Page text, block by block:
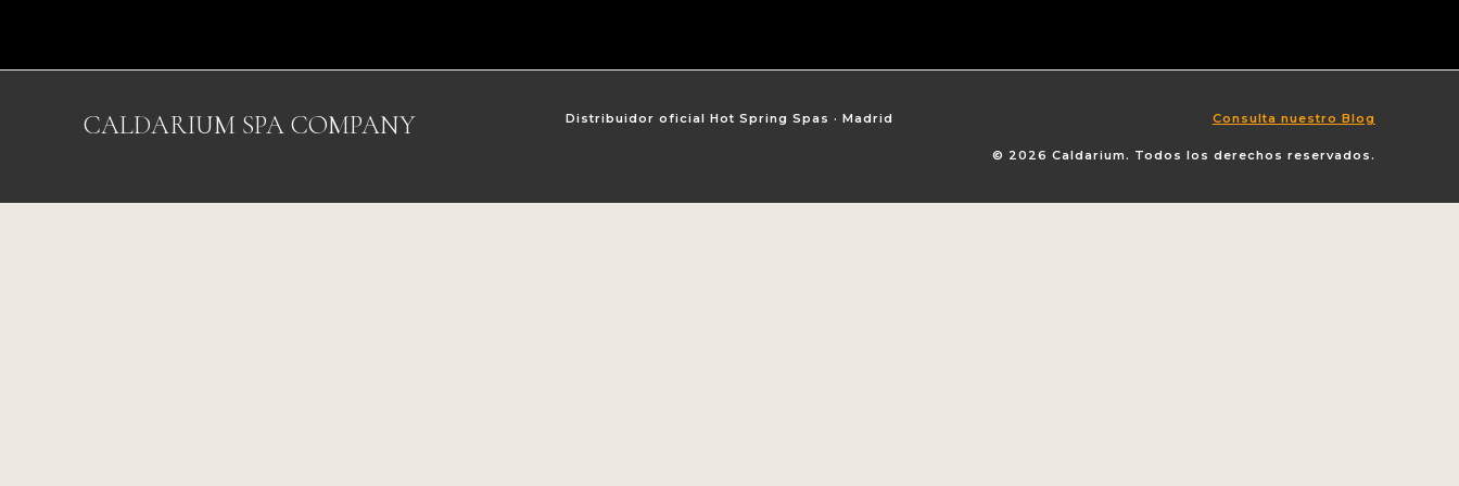
CALDARIUM SPA COMPANY Distribuidor oficial Hot Spring Spas · Madrid Consulta nuestro Blog
© 2026 Caldarium. Todos los derechos reservados.